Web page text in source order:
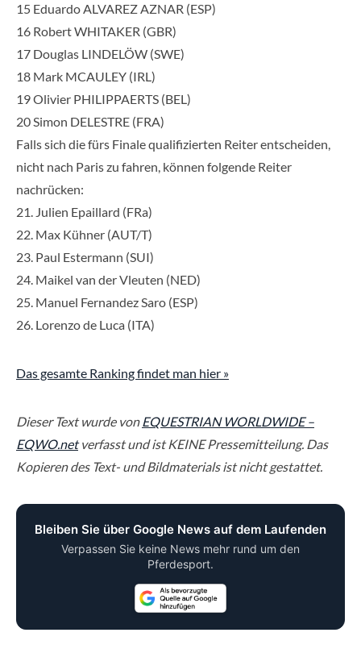
15 Eduardo ALVAREZ AZNAR (ESP)
16 Robert WHITAKER (GBR)
17 Douglas LINDELÖW (SWE)
18 Mark MCAULEY (IRL)
19 Olivier PHILIPPAERTS (BEL)
20 Simon DELESTRE (FRA)
Falls sich die fürs Finale qualifizierten Reiter entscheiden,
nicht nach Paris zu fahren, können folgende Reiter
nachrücken:
21. Julien Epaillard (FRa)
22. Max Kühner (AUT/T)
23. Paul Estermann (SUI)
24. Maikel van der Vleuten (NED)
25. Manuel Fernandez Saro (ESP)
26. Lorenzo de Luca (ITA)
Das gesamte Ranking findet man hier »
Dieser Text wurde vonEQUESTRIAN WORLDWIDE –
EQWO.netverfasst und ist KEINE Pressemitteilung. Das
Kopieren des Text- und Bildmaterials ist nicht gestattet.
Bleiben Sie über Google News auf dem Laufenden
Verpassen Sie keine News mehr rund um den
Pferdesport.